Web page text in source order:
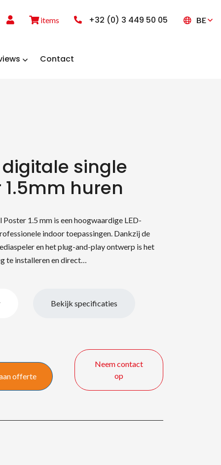
items +32 (0) 3 449 50 05 BE
Contact
single
huren
1.5 mm is een hoogwaardige LED-
indoor toepassingen. Dankzij de
en het plug-and-play ontwerp is het
te installeren en direct…
Bekijk specificaties
offerte
Neem contact
op